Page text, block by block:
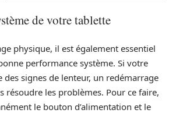
de votre tablette
physique, il est également essentiel
performance système. Si votre
des signes de lenteur, un redémarrage
résoudre les problèmes. Pour ce faire,
le bouton d’alimentation et le